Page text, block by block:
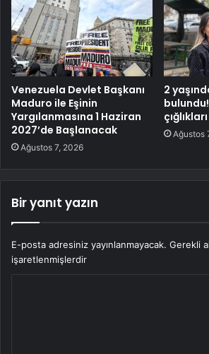
Venezuela Devlet Başkanı
Maduro ile Eşinin
Yargılanmasına 1 Haziran
2027’de Başlanacak
Ağustos 7, 2026
2
Ağustos
Bir yanıt yazın
E-posta adresiniz yayınlanmayacak. Gerekli
işaretlenmişlerdir